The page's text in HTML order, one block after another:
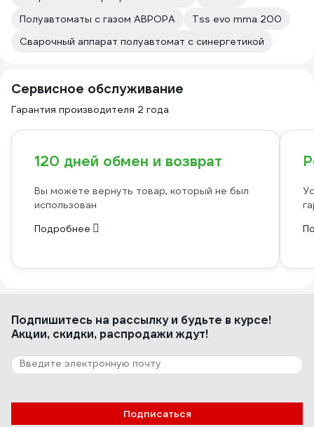
Полуавтоматы с газом АВРОРА
Tss evo mma 200
Сварочный аппарат полуавтомат с синергетикой
Сервисное обслуживание
Гарантия производителя 2 года
120 дней обмен и возврат
Вы можете вернуть товар, который не был
использован
Подробнее
Подпишитесь на рассылкуи будьте в курсе!
Акции, скидки, распродажи ждут!
Подписаться